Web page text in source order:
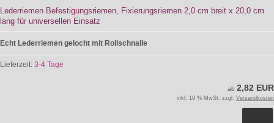
Lederriemen Befestigungsriemen, Fixierungsriemen 2,0 cm breit x 20,0 cm
lang für universellen Einsatz
Echt Lederriemen gelocht mit Rollschnalle
Lieferzeit: 3-4 Tage
ab 2,82 EUR
inkl. 19 % MwSt. zzgl. Versandkosten